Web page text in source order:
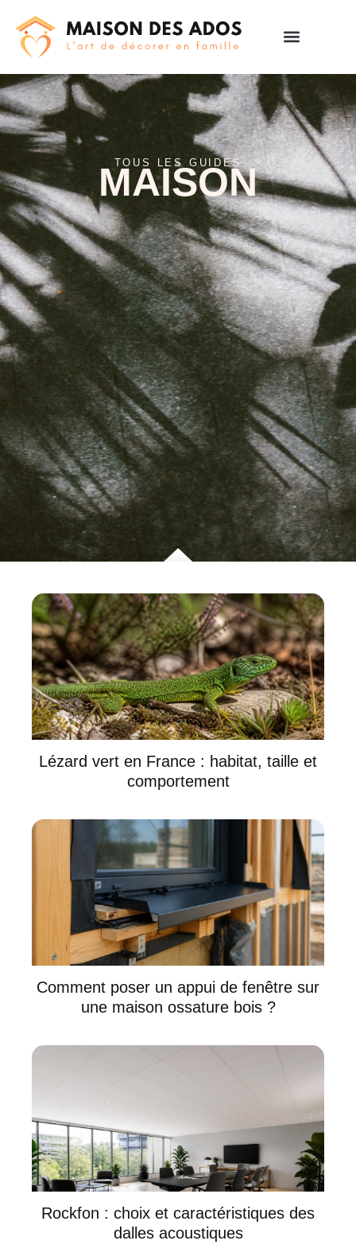
TOUS LES GUIDES
MAISON
Lézard vert en France : habitat, taille et
comportement
Comment poser un appui de fenêtre sur
une maison ossature bois ?
Rockfon : choix et caractéristiques des
dalles acoustiques